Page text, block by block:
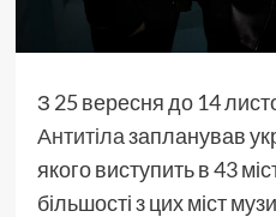
З 25 вересня до 14
Антитілазапланував
якого виступить в 43
більшості з цих міст